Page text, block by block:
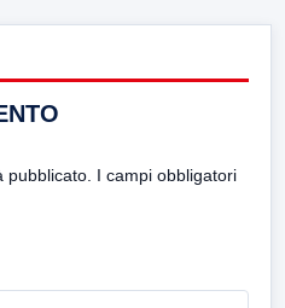
pubblicato. I campi obbligatori